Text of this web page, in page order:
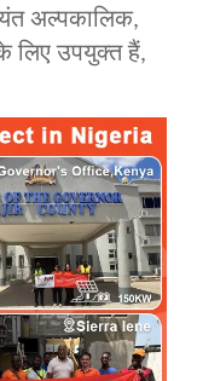
अल्पकालिक,
लिए उपयुक्त हैं,